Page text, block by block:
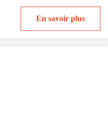
En savoir plus